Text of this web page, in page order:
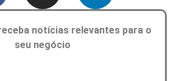
notícias relevantes para o
seu negócio